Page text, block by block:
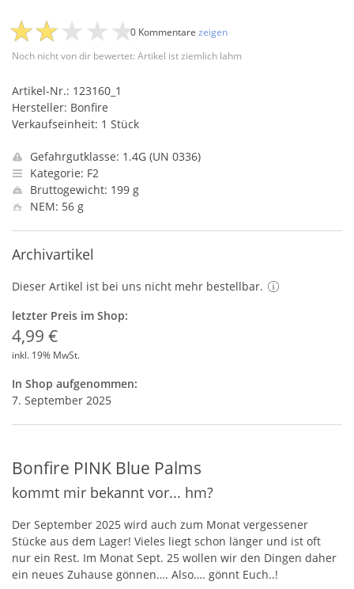
Noch nicht von dir bewertet: Artikel ist ziemlich lahm
0 Kommentare zeigen
Artikel-Nr.: 123160_1
Hersteller: Bonfire
Verkaufseinheit: 1 Stück
Gefahrgutklasse: 1.4G (UN 0336)
Kategorie: F2
Bruttogewicht: 199 g
NEM: 56 g
Archivartikel
Dieser Artikel ist bei uns nicht mehr bestellbar.
letzter Preis im Shop:
4,99 €
inkl. 19% MwSt.
In Shop aufgenommen:
7. September 2025
Bonfire PINK Blue Palms
kommt mir bekannt vor... hm?
Der September 2025 wird auch zum Monat vergessener
Stücke aus dem Lager! Vieles liegt schon länger und ist oft
nur ein Rest. Im Monat Sept. 25 wollen wir den Dingen daher
ein neues Zuhause gönnen…. Also…. gönnt Euch..!